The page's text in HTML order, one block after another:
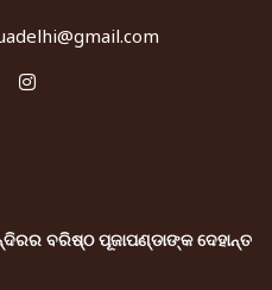
ବରିଷ୍ଠ ପୂଜାପଣ୍ଡାଙ୍କ ଦେହାନ୍ତ